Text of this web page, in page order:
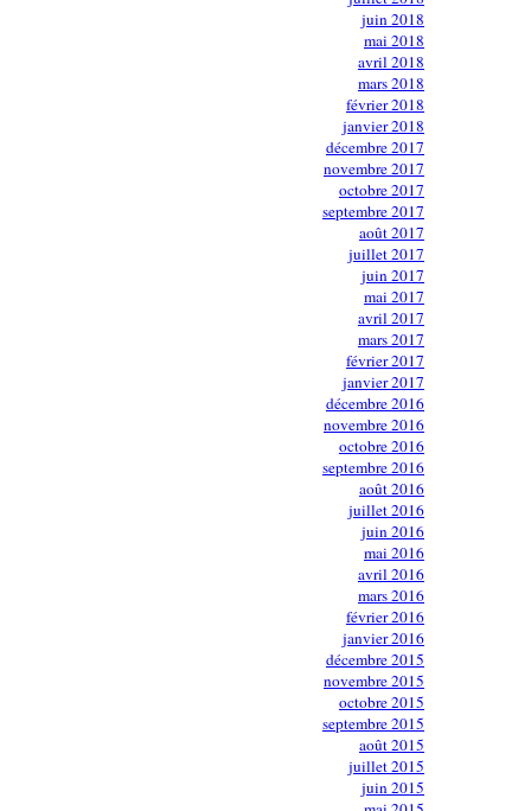
juin 2018
mai 2018
avril 2018
mars 2018
février 2018
janvier 2018
décembre 2017
novembre 2017
octobre 2017
septembre 2017
août 2017
juillet 2017
juin 2017
mai 2017
avril 2017
mars 2017
février 2017
janvier 2017
décembre 2016
novembre 2016
octobre 2016
septembre 2016
août 2016
juillet 2016
juin 2016
mai 2016
avril 2016
mars 2016
février 2016
janvier 2016
décembre 2015
novembre 2015
octobre 2015
septembre 2015
août 2015
juillet 2015
juin 2015